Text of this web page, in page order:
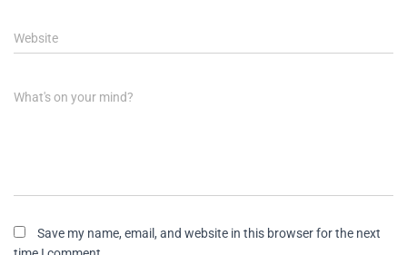
Website
What's on your mind?
Save my name, email, and website in this browser for the next